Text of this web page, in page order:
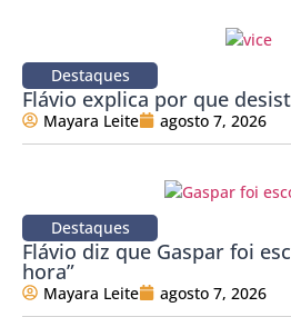
Destaques
Flávio explica por que
Mayara Leite agosto 7, 2026
Destaques
Flávio diz que Gaspar foi
hora”
Mayara Leite agosto 7, 2026